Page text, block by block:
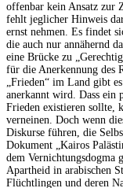
offenbar kein Ansatz zur
fehlt jeglicher Hinweis
ernst nehmen. Es findet
die auch nur annähernd
eine Brücke zu
für die Anerkennung des
„Frieden“ im Land gibt
anerkannt wird. Dass ein
Frieden existieren sollte,
verneinen. Doch wenn
Diskurse führen, die
Dokument „Kairos
dem Vernichtungsdogma
Apartheid in arabischen
Flüchtlingen und deren